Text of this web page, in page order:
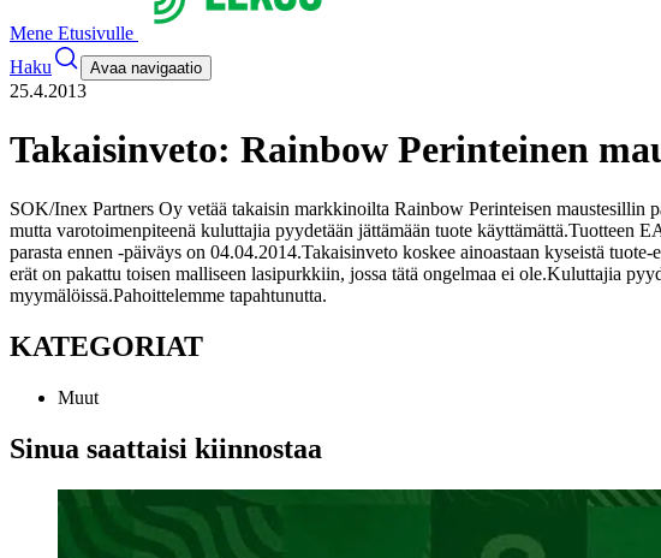
Mene Etusivulle
Haku
Avaa navigaatio
25.4.2013
Takaisinveto: Rainbow Perinteinen
SOK/Inex Partners Oy vetää takaisin markkinoilta Rainbow Perinteisen maustesillin
mutta varotoimenpiteenä kuluttajia pyydetään jättämään tuote käyttämättä.Tuotteen
parasta ennen -päiväys on 04.04.2014.Takaisinveto koskee ainoastaan kyseistä
erät on pakattu toisen malliseen lasipurkkiin, jossa tätä ongelmaa ei ole.Kuluttajia
myymälöissä.Pahoittelemme tapahtunutta.
KATEGORIAT
Muut
Sinua saattaisi kiinnostaa